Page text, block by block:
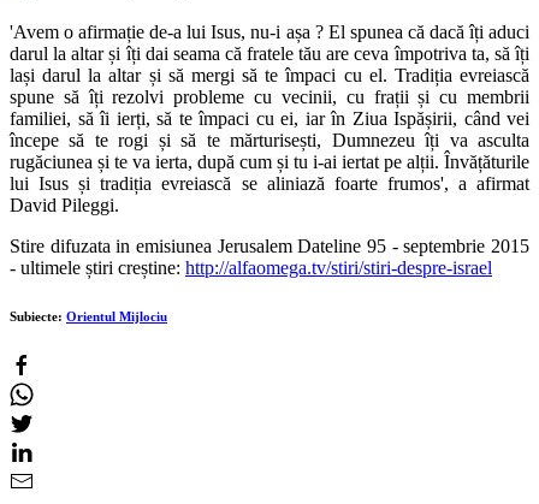
'Avem o afirmație de-a lui Isus, nu-i așa ? El spunea că dacă îți aduci
darul la altar și îți dai seama că fratele tău are ceva împotriva ta, să îți
lași darul la altar și să mergi să te împaci cu el. Tradiția evreiască
spune să îți rezolvi probleme cu vecinii, cu frații și cu membrii
familiei, să îi ierți, să te împaci cu ei, iar în Ziua Ispășirii, când vei
începe să te rogi și să te mărturisești, Dumnezeu îți va asculta
rugăciunea și te va ierta, după cum și tu i-ai iertat pe alții. Învățăturile
lui Isus și tradiția evreiască se aliniază foarte frumos', a afirmat
David Pileggi.
Stire difuzata in emisiunea Jerusalem Dateline 95 - septembrie 2015
- ultimele știri creștine: http://alfaomega.tv/stiri/stiri-despre-israel
Subiecte: Orientul Mijlociu